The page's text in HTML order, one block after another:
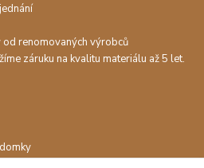
renomovaných výrobců
záruku na kvalitu materiálu až 5 let.